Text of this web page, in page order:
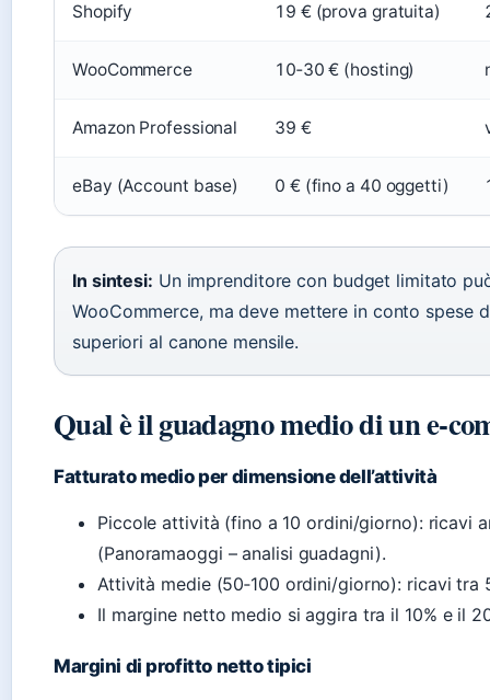
Shopify 19 € (prova gratuita)
WooCommerce 10‑30 € (hosting)
Amazon Professional 39 €
eBay (Account base) 0 € (fino a 40 oggetti)
In sintesi: Un imprenditore con budget limitato
WooCommerce, ma deve mettere in conto spese
superiori al canone mensile.
Qual è il guadagno medio di un e-
Fatturato medio per dimensione dell’attività
Piccole attività (fino a 10 ordini/giorno): ricavi
(Panoramaoggi – analisi guadagni).
Attività medie (50‑100 ordini/giorno): ricavi tra
Il margine netto medio si aggira tra il 10% e il
Margini di profitto netto tipici